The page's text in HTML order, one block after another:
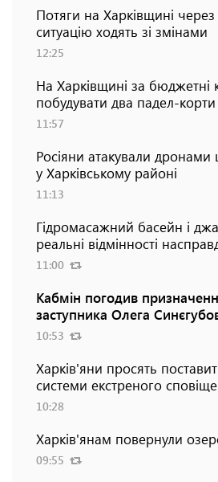
Потяги на Харківщині
ситуацію ходять зі змінами
12:25
На Харківщині за
побудувати два падел-корти
11:57
Росіяни атакували дронами
у Харківському районі
11:13
Гідромасажний басейн і
реальні відмінності
11:00
Кабмін погодив
заступника Олега
10:53
Харків'яни просять
системи екстреного
10:28
Харків'янам повернули
09:55